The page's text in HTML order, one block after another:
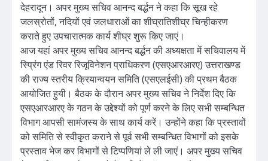
देहरादून। अपर मुख्य सचिव आनन्द बर्द्धन ने कहा कि सूख रहे
जलस्रोतों, नदियों एवं जलधाराओं का शीघ्रातिशीघ्र चिन्हीकरण
कराते हुए उपचारात्मक कार्य शीघ्र शुरू किए जाएं।
आज यहां अपर मुख्य सचिव आनन्द बर्द्धन की अध्यक्षता में सचिवालय में
स्प्रिंग एंड रिवर रिजूविनेशन प्राधिकरण (एसएआरआरए) उत्तराखण्ड
की राज्य स्तरीय क्रियान्वयन समिति (एसएलईसी) की प्रथम बैठक
आयोजित हुयी। बैठक के दौरान अपर मुख्य सचिव ने निर्देश दिए कि
एसएआरआरए के गठन के उद्देश्यों को पूर्ण करने के लिए सभी सम्बन्धित
विभाग आपसी सामंजस्य के साथ कार्य करें। उन्होंने कहा कि प्रस्तावों
को समिति से स्वीकृत कराने से पूर्व सभी सम्बन्धित विभागों को इसके
प्रस्ताव भेज कर विभागों से टिप्पणियां ले ली जाएं। अपर मुख्य सचिव